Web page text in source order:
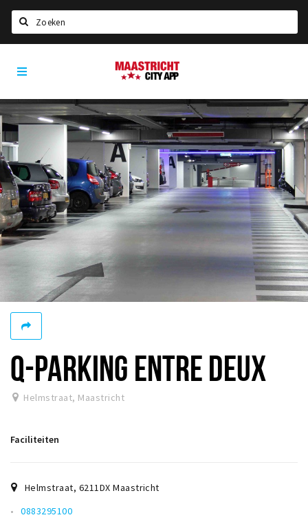
Home
Agenda
Deals
Party pics
Nieuws, interviews & blogs
Eten
Drinken
Slapen
Recreatief
Winkels
Winkelgebieden
Bezienswaardigheden
Musea, theaters & podia
Baroniepoorten
Sport
Maastricht
City
Q-PARKING ENTRE DEUX
Helmstraat, Maastricht
Faciliteiten
Helmstraat, 6211DX Maastricht
0883295100